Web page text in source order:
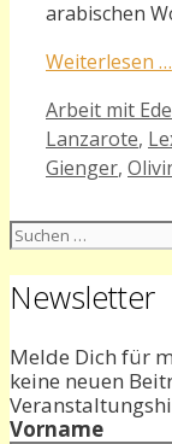
arabischen
Weiterlesen …
Kategorien
Arbeit mit
Lanzarote,
Gienger,
Suchen
Newsletter
Melde Dich für
keine neuen
Vorname